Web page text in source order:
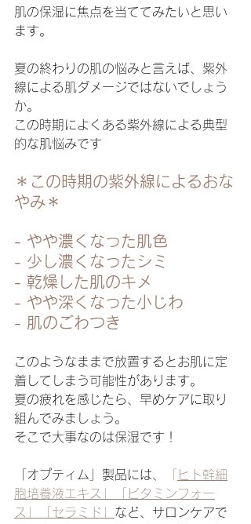
肌の保湿に焦点を当ててみたいと思い
ます。
夏の終わりの肌の悩みと言えば、紫外
線による肌ダメージではないでしょう
か。
この時期によくある紫外線による典型
的な肌悩みです
＊この時期の紫外線によるおな
やみ＊
- やや濃くなった肌色
- 少し濃くなったシミ
- 乾燥した肌のキメ
- やや深くなった小じわ
- 肌のごわつき
このようなままで放置するとお肌に定
着してしまう可能性があります。
夏の疲れを感じたら、早めケアに取り
組んでみましょう。
そこで大事なのは保湿です！
「オプティム」製品には、 ヒ ト幹細
胞培養液エキス」「ビタミンフォー
ス」「セラミド」 など、サロンケアで